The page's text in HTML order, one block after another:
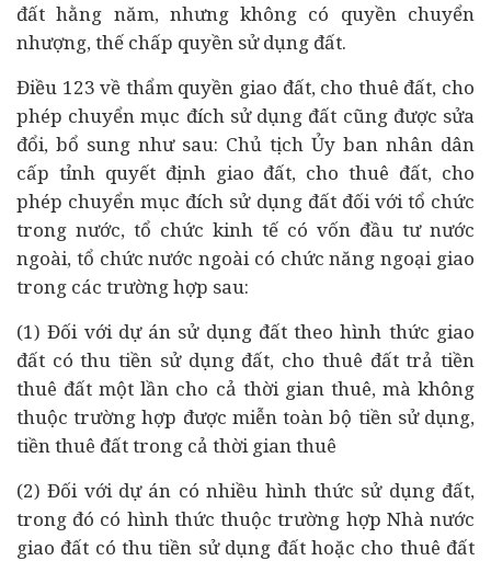
đất hằng năm, nhưng không có quyền chuyển
nhượng, thế chấp quyền sử dụng đất.
Điều 123 về thẩm quyền giao đất, cho thuê đất, cho
phép chuyển mục đích sử dụng đất cũng được sửa
đổi, bổ sung như sau: Chủ tịch Ủy ban nhân dân
cấp tỉnh quyết định giao đất, cho thuê đất, cho
phép chuyển mục đích sử dụng đất đối với tổ chức
trong nước, tổ chức kinh tế có vốn đầu tư nước
ngoài, tổ chức nước ngoài có chức năng ngoại giao
trong các trường hợp sau:
(1) Đối với dự án sử dụng đất theo hình thức giao
đất có thu tiền sử dụng đất, cho thuê đất trả tiền
thuê đất một lần cho cả thời gian thuê, mà không
thuộc trường hợp được miễn toàn bộ tiền sử dụng,
tiền thuê đất trong cả thời gian thuê
(2) Đối với dự án có nhiều hình thức sử dụng đất,
trong đó có hình thức thuộc trường hợp Nhà nước
giao đất có thu tiền sử dụng đất hoặc cho thuê đất